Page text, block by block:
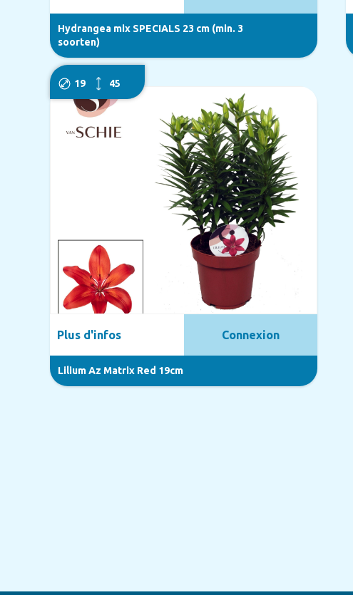
Hydrangea mix SPECIALS 23 cm (min. 3
soorten)
19 45
Lilium Az Matrix Red 19cm
Plus d'infos Connexion